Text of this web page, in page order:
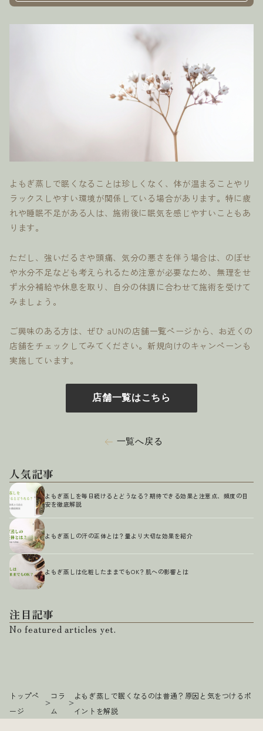
よもぎ蒸しで眠くなることは珍しくなく、体が温まることやリ
ラックスしやすい環境が関係している場合があります。特に疲
れや睡眠不足がある人は、施術後に眠気を感じやすいこともあ
ります。
ただし、強いだるさや頭痛、気分の悪さを伴う場合は、のぼせ
や水分不足なども考えられるため注意が必要なため、無理をせ
ず水分補給や休息を取り、自分の体調に合わせて施術を受けて
みましょう。
ご興味のある方は、ぜひ aUNの店舗一覧ページから、お近くの
店舗をチェックしてみてください。新規向けのキャンペーンも
実施しています。
店舗一覧はこちら
一覧へ戻る
人気記事
よもぎ蒸しを毎日続けるとどうなる？期待できる効果と注意点、頻度の目
安を徹底解説
よもぎ蒸しの汗の正体とは？量より大切な効果を紹介
よもぎ蒸しは化粧したままでもOK？肌への影響とは
注目記事
No featured articles yet.
トップペ
ージ
>
コラ
ム
>
よもぎ蒸しで眠くなるのは普通？原因と気をつけるポ
イントを解説